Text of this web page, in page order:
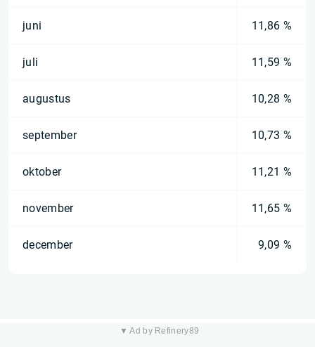
juni 11,86 %
juli 11,59 %
augustus 10,28 %
september 10,73 %
oktober 11,21 %
november 11,65 %
december 9,09 %
▼ Ad by Refinery89